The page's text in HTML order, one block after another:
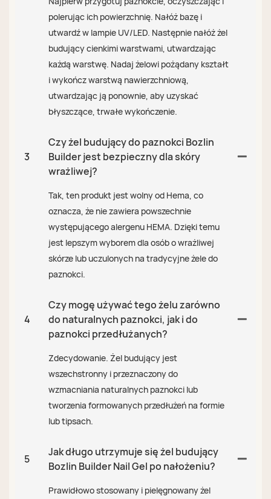
polerując ich powierzchnię. Nałóż bazę i
utwardź w lampie UV/LED. Następnie nałóż żel
budujący cienkimi warstwami, utwardzając
każdą warstwę. Nadaj żelowi pożądany kształt
i wykończ warstwą nawierzchniową,
utwardzając ją ponownie, aby uzyskać
błyszczące, trwałe wykończenie.
3
Czy żel budujący do paznokci Bozlin
Builder jest bezpieczny dla skóry
wrażliwej?
Tak, ten produkt jest wolny od Hema, co
oznacza, że ​​nie zawiera powszechnie
występującego alergenu HEMA. Dzięki temu
jest lepszym wyborem dla osób o wrażliwej
skórze lub uczulonych na tradycyjne żele do
paznokci.
4
Czy mogę używać tego żelu zarówno
do naturalnych paznokci, jak i do
paznokci przedłużanych?
Zdecydowanie. Żel budujący jest
wszechstronny i przeznaczony do
wzmacniania naturalnych paznokci lub
tworzenia formowanych przedłużeń na formie
lub tipsach.
5
Jak długo utrzymuje się żel budujący
Bozlin Builder Nail Gel po nałożeniu?
Prawidłowo stosowany i pielęgnowany żel